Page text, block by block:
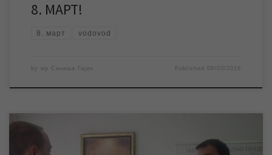
8. МАРТ!
8. март vodovod
by мр Синиша Гајин Published 08/03/2016